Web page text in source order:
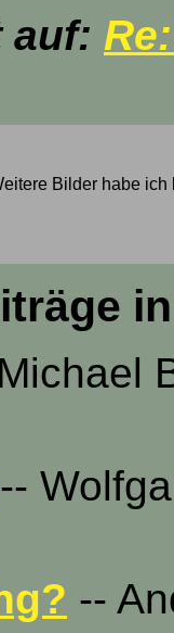
auf:
Bilder habe
--
--